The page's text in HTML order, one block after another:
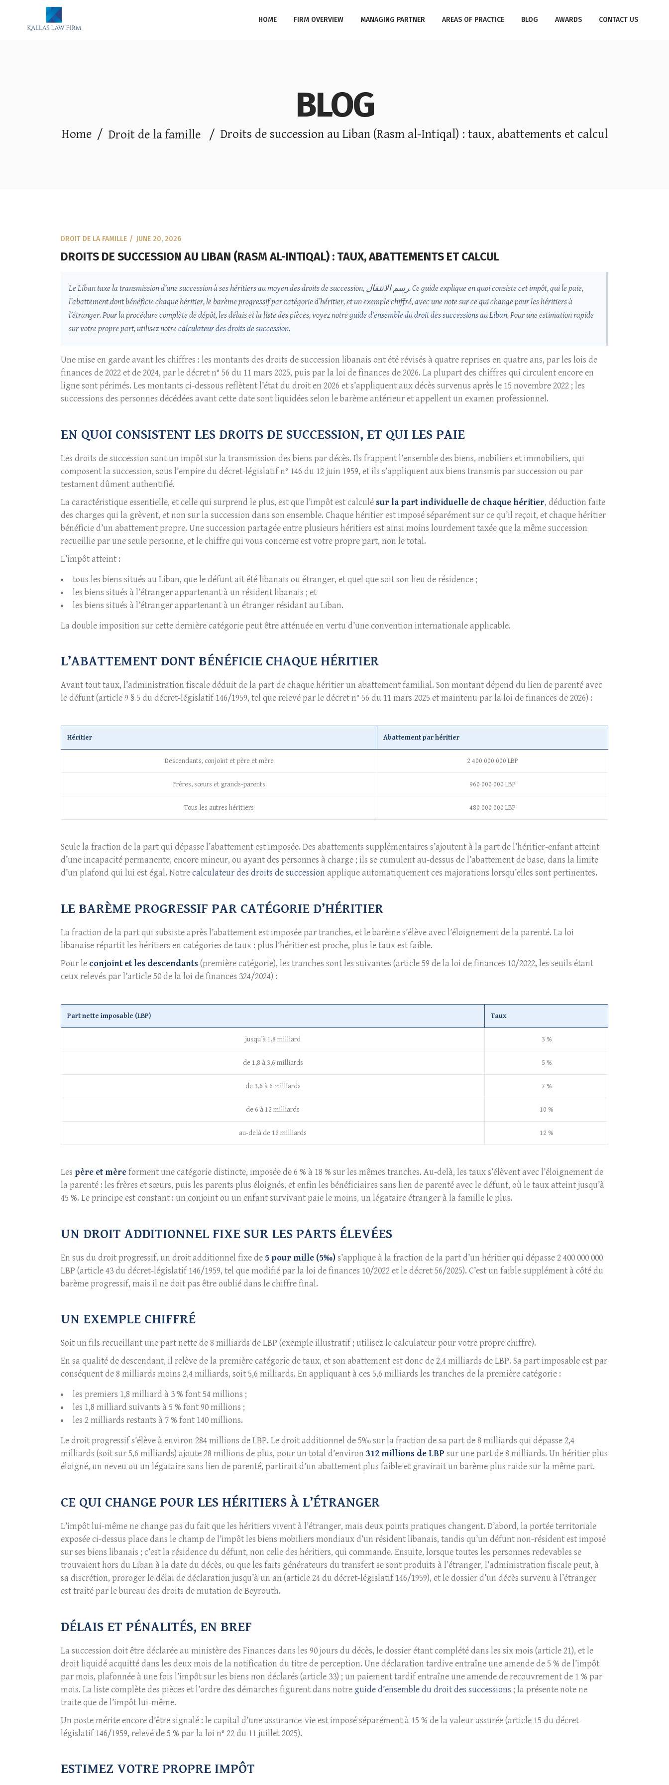
HOME FIRM OVERVIEW MANAGING PARTNER AREAS OF PRACTICE BLOG AWARDS CONTACT US
BLOG
Home / Droit de la famille / Droits de succession au Liban (Rasm al-Intiqal) : taux, abattements et calcul
DROIT DE LA FAMILLE JUNE 20, 2026
DROITS DE SUCCESSION AU LIBAN (RASM AL-INTIQAL) : TAUX, ABATTEMENTS ET CALCUL
Le Liban taxe la transmission d’une succession à ses héritiers au moyen des droits de succession, رسم الانتقال. Ce guide explique en quoi consiste cet impôt, qui le paie,
l’abattement dont bénéficie chaque héritier, le barème progressif par catégorie d’héritier, et un exemple chiffré, avec une note sur ce qui change pour les héritiers à
l’étranger. Pour la procédure complète de dépôt, les délais et la liste des pièces, voyez notreguide d’ensemble du droit des successions au Liban. Pour une estimation rapide
sur votre propre part, utilisez notrecalculateur des droits de succession.
Une mise en garde avant les chiffres : les montants des droits de succession libanais ont été révisés à quatre reprises en quatre ans, par les lois de
finances de 2022 et de 2024, par le décret n° 56 du 11 mars 2025, puis par la loi de finances de 2026. La plupart des chiffres qui circulent encore en
ligne sont périmés. Les montants ci-dessous reflètent l’état du droit en 2026 et s’appliquent aux décès survenus après le 15 novembre 2022 ; les
successions des personnes décédées avant cette date sont liquidées selon le barème antérieur et appellent un examen professionnel.
EN QUOI CONSISTENT LES DROITS DE SUCCESSION, ET QUI LES PAIE
Les droits de succession sont un impôt sur la transmission des biens par décès. Ils frappent l’ensemble des biens, mobiliers et immobiliers, qui
composent la succession, sous l’empire du décret-législatif n° 146 du 12 juin 1959, et ils s’appliquent aux biens transmis par succession ou par
testament dûment authentifié.
La caractéristique essentielle, et celle qui surprend le plus, est que l’impôt est calculé sur la part individuelle de chaque héritier, déduction faite
des charges qui la grèvent, et non sur la succession dans son ensemble. Chaque héritier est imposé séparément sur ce qu’il reçoit, et chaque héritier
bénéficie d’un abattement propre. Une succession partagée entre plusieurs héritiers est ainsi moins lourdement taxée que la même succession
recueillie par une seule personne, et le chiffre qui vous concerne est votre propre part, non le total.
L’impôt atteint :
tous les biens situés au Liban, que le défunt ait été libanais ou étranger, et quel que soit son lieu de résidence ;
les biens situés à l’étranger appartenant à un résident libanais ; et
les biens situés à l’étranger appartenant à un étranger résidant au Liban.
La double imposition sur cette dernière catégorie peut être atténuée en vertu d’une convention internationale applicable.
L’ABATTEMENT DONT BÉNÉFICIE CHAQUE HÉRITIER
Avant tout taux, l’administration fiscale déduit de la part de chaque héritier un abattement familial. Son montant dépend du lien de parenté avec
le défunt (article 9 § 5 du décret-législatif 146/1959, tel que relevé par le décret n° 56 du 11 mars 2025 et maintenu par la loi de finances de 2026) :
Héritier Abattement par héritier
Descendants, conjoint et père et mère 2 400 000 000 LBP
Frères, sœurs et grands-parents 960 000 000 LBP
Tous les autres héritiers 480 000 000 LBP
Seule la fraction de la part qui dépasse l’abattement est imposée. Des abattements supplémentaires s’ajoutent à la part de l’héritier-enfant atteint
d’une incapacité permanente, encore mineur, ou ayant des personnes à charge ; ils se cumulent au-dessus de l’abattement de base, dans la limite
d’un plafond qui lui est égal. Notrecalculateur des droits de successionapplique automatiquement ces majorations lorsqu’elles sont pertinentes.
LE BARÈME PROGRESSIF PAR CATÉGORIE D’HÉRITIER
La fraction de la part qui subsiste après l’abattement est imposée par tranches, et le barème s’élève avec l’éloignement de la parenté. La loi
libanaise répartit les héritiers en catégories de taux : plus l’héritier est proche, plus le taux est faible.
Pour le conjoint et les descendants(première catégorie), les tranches sont les suivantes (article 59 de la loi de finances 10/2022, les seuils étant
ceux relevés par l’article 50 de la loi de finances 324/2024) :
Part nette imposable (LBP) Taux
jusqu’à 1,8 milliard 3 %
de 1,8 à 3,6 milliards 5 %
de 3,6 à 6 milliards 7 %
de 6 à 12 milliards 10 %
au-delà de 12 milliards 12 %
Les père et mèreforment une catégorie distincte, imposée de 6 % à 18 % sur les mêmes tranches. Au-delà, les taux s’élèvent avec l’éloignement de
la parenté : les frères et sœurs, puis les parents plus éloignés, et enfin les bénéficiaires sans lien de parenté avec le défunt, où le taux atteint jusqu’à
45 %. Le principe est constant : un conjoint ou un enfant survivant paie le moins, un légataire étranger à la famille le plus.
UN DROIT ADDITIONNEL FIXE SUR LES PARTS ÉLEVÉES
En sus du droit progressif, un droit additionnel fixe de 5 pour mille (5‰)s’applique à la fraction de la part d’un héritier qui dépasse 2 400 000 000
LBP (article 43 du décret-législatif 146/1959, tel que modifié par la loi de finances 10/2022 et le décret 56/2025). C’est un faible supplément à côté du
barème progressif, mais il ne doit pas être oublié dans le chiffre final.
UN EXEMPLE CHIFFRÉ
Soit un fils recueillant une part nette de 8 milliards de LBP (exemple illustratif ; utilisez le calculateur pour votre propre chiffre).
En sa qualité de descendant, il relève de la première catégorie de taux, et son abattement est donc de 2,4 milliards de LBP. Sa part imposable est par
conséquent de 8 milliards moins 2,4 milliards, soit 5,6 milliards. En appliquant à ces 5,6 milliards les tranches de la première catégorie :
les premiers 1,8 milliard à 3 % font 54 millions ;
les 1,8 milliard suivants à 5 % font 90 millions ;
les 2 milliards restants à 7 % font 140 millions.
Le droit progressif s’élève à environ 284 millions de LBP. Le droit additionnel de 5‰ sur la fraction de sa part de 8 milliards qui dépasse 2,4
milliards (soit sur 5,6 milliards) ajoute 28 millions de plus, pour un total d’environ 312 millions de LBP sur une part de 8 milliards. Un héritier plus
éloigné, un neveu ou un légataire sans lien de parenté, partirait d’un abattement plus faible et gravirait un barème plus raide sur la même part.
CE QUI CHANGE POUR LES HÉRITIERS À L’ÉTRANGER
L’impôt lui-même ne change pas du fait que les héritiers vivent à l’étranger, mais deux points pratiques changent. D’abord, la portée territoriale
exposée ci-dessus place dans le champ de l’impôt les biens mobiliers mondiaux d’un résident libanais, tandis qu’un défunt non-résident est imposé
sur ses biens libanais ; c’est la résidence du défunt, non celle des héritiers, qui commande. Ensuite, lorsque toutes les personnes redevables se
trouvaient hors du Liban à la date du décès, ou que les faits générateurs du transfert se sont produits à l’étranger, l’administration fiscale peut, à
sa discrétion, proroger le délai de déclaration jusqu’à un an (article 24 du décret-législatif 146/1959), et le dossier d’un décès survenu à l’étranger
est traité par le bureau des droits de mutation de Beyrouth.
DÉLAIS ET PÉNALITÉS, EN BREF
La succession doit être déclarée au ministère des Finances dans les 90 jours du décès, le dossier étant complété dans les six mois (article 21), et le
droit liquidé acquitté dans les deux mois de la notification du titre de perception. Une déclaration tardive entraîne une amende de 5 % de l’impôt
par mois, plafonnée à une fois l’impôt sur les biens non déclarés (article 33) ; un paiement tardif entraîne une amende de recouvrement de 1 % par
mois. La liste complète des pièces et l’ordre des démarches figurent dans notre guide d’ensemble du droit des successions ; la présente note ne
traite que de l’impôt lui-même.
Un poste mérite encore d’être signalé : le capital d’une assurance-vie est imposé séparément à 15 % de la valeur assurée (article 15 du décret-
législatif 146/1959, relevé de 5 % par la loi n° 22 du 11 juillet 2025).
ESTIMEZ VOTRE PROPRE IMPÔT